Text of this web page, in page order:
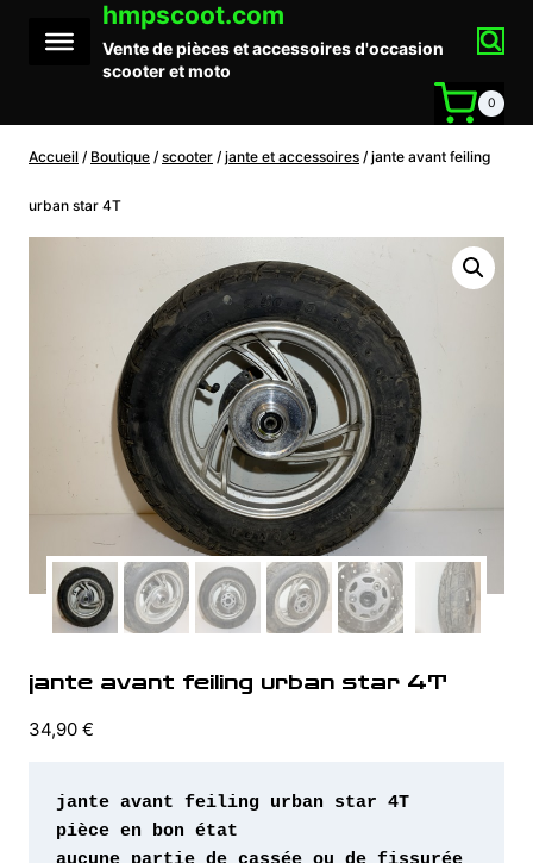
contenu
hmpscoot.com
Vente de pièces et accessoires d'occasion
scooter et moto
0
Accueil / Boutique / scooter / jante et accessoires / jante avant feiling
urban star 4T
jante avant feiling urban star 4T
34,90 €
jante avant feiling urban star 4T